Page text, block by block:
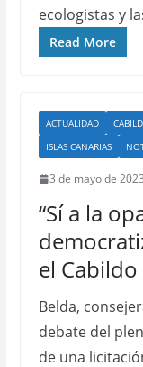
ecologistas y
Read More
ACTUALIDAD
ISLAS CANARIAS
3 de mayo de 2023
“Sí a la
el Cabildo
Belda,
debate del
de una